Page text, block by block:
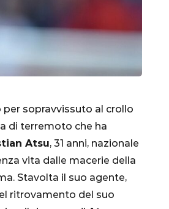
per sopravvissuto al crollo
di terremoto che ha
Atsu, 31 anni, nazionale
vita dalle macerie della
Stavolta il suo agente,
ritrovamento del suo